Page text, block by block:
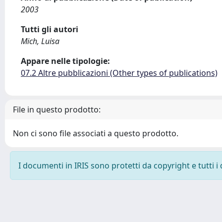
2003
Tutti gli autori
Mich, Luisa
Appare nelle tipologie:
07.2 Altre pubblicazioni (Other types of publications)
File in questo prodotto:
Non ci sono file associati a questo prodotto.
I documenti in IRIS sono protetti da copyright e tutti